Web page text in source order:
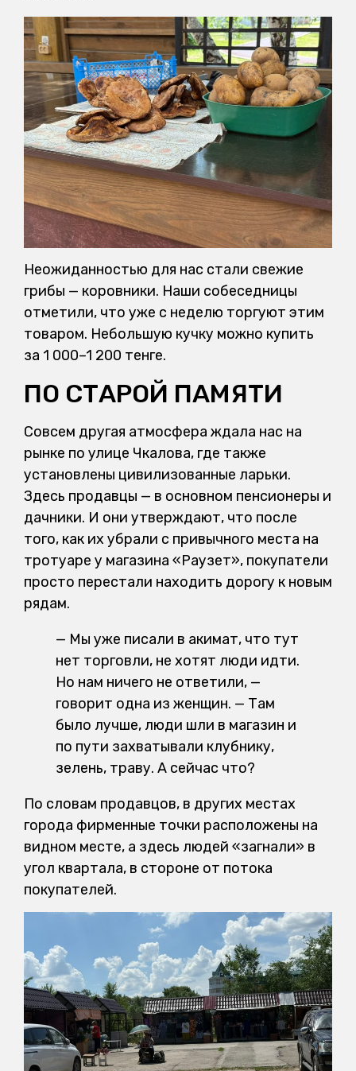
Неожиданностью для нас стали свежие
грибы — коровники. Наши собеседницы
отметили, что уже с неделю торгуют этим
товаром. Небольшую кучку можно купить
за 1 000–1 200 тенге.
ПО СТАРОЙ ПАМЯТИ
Совсем другая атмосфера ждала нас на
рынке по улице Чкалова, где также
установлены цивилизованные ларьки.
Здесь продавцы — в основном пенсионеры и
дачники. И они утверждают, что после
того, как их убрали с привычного места на
тротуаре у магазина «Раузет», покупатели
просто перестали находить дорогу к новым
рядам.
— Мы уже писали в акимат, что тут
нет торговли, не хотят люди идти.
Но нам ничего не ответили, —
говорит одна из женщин. — Там
было лучше, люди шли в магазин и
по пути захватывали клубнику,
зелень, траву. А сейчас что?
По словам продавцов, в других местах
города фирменные точки расположены на
видном месте, а здесь людей «загнали» в
угол квартала, в стороне от потока
покупателей.